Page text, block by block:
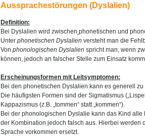
Aussprachestörungen (Dyslalien)
Definition:
Bei Dyslalien wird zwischen phonetischen und
Unter phonetischen Dyslalien versteht man die
Von phonologischen Dyslalien spricht man, wenn
können, jedoch an falscher Stelle zum Einsatz
Erscheinungsformen mit Leitsymptomen:
Bei den phonetischen Dyslalien kann es generell
Die häufigsten Formen sind der Sigmatismus
Kappazismus (z.B. „tommen“ statt „kommen“).
Bei der phonologischen Dyslalie kann das Kind
der Kombination jedoch falsch aus. Hierbei werden
Sprache vorkommen ersetzt.